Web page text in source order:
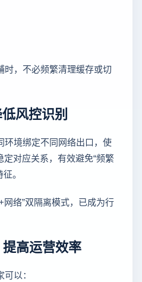
，不必频繁清理缓存或切
风控识别
环境绑定不同网络出口，使
对应关系，有效避免“频繁
。
络”双隔离模式，已成为行
高运营效率
以：